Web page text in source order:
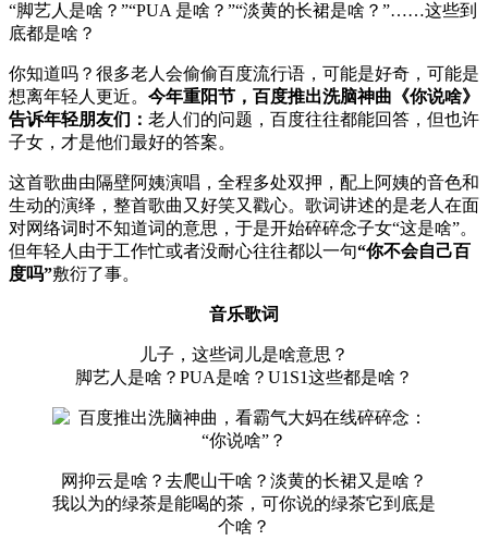
“脚艺人是啥？”“PUA 是啥？”“淡黄的长裙是啥？”……这些到
底都是啥？
你知道吗？很多老人会偷偷百度流行语，可能是好奇，可能是
想离年轻人更近。 今年重阳节，百度推出洗脑神曲《你说啥》
告诉年轻朋友们： 老人们的问题，百度往往都能回答，但也许
子女，才是他们最好的答案。
这首歌曲由隔壁阿姨演唱，全程多处双押，配上阿姨的音色和
生动的演绎，整首歌曲又好笑又戳心。歌词讲述的是老人在面
对网络词时不知道词的意思，于是开始碎碎念子女“这是啥”。
但年轻人由于工作忙或者没耐心往往都以一句“你不会自己百
度吗”敷衍了事。
音乐歌词
儿子，这些词儿是啥意思？
脚艺人是啥？PUA是啥？U1S1这些都是啥？
网抑云是啥？去爬山干啥？淡黄的长裙又是啥？
我以为的绿茶是能喝的茶，可你说的绿茶它到底是
个啥？